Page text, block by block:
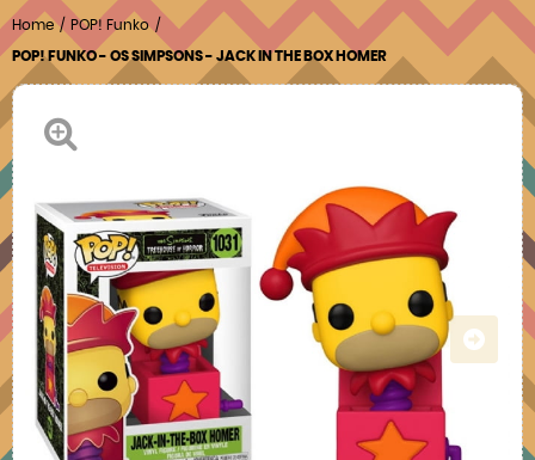
Home POP! Funko
POP! FUNKO - OS SIMPSONS - JACK IN THE BOX HOMER